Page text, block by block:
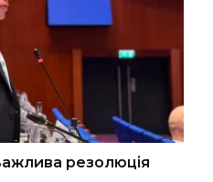
резолюція